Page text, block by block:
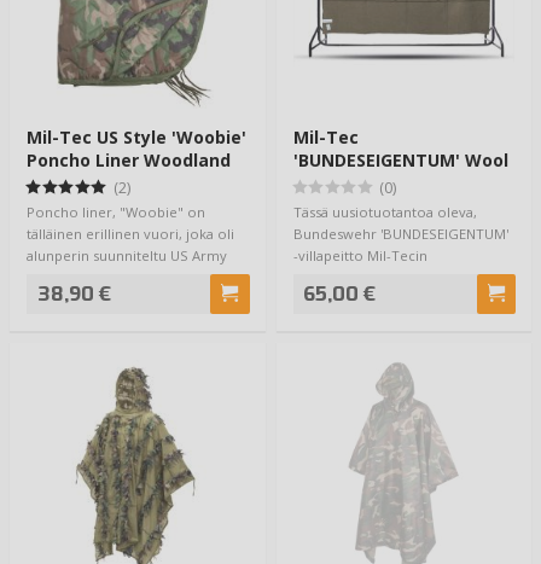
Mil-Tec US Style 'Woobie'
Poncho Liner Woodland
(2)
Poncho liner, "Woobie" on
tälläinen erillinen vuori, joka oli
alunperin suunniteltu US Army
38,90 €
Mil-Tec
'BUNDESEIGENTUM' Wool
Blanket
(0)
Tässä uusiotuotantoa oleva,
Bundeswehr 'BUNDESEIGENTUM'
-villapeitto Mil-Tecin
65,00 €